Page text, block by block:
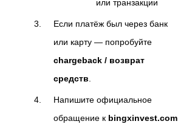
или транзакции
Если платёж был через банк
или карту — попробуйте
chargeback / возврат
средств
Напишите официальное
обращение к bingxinvest.com